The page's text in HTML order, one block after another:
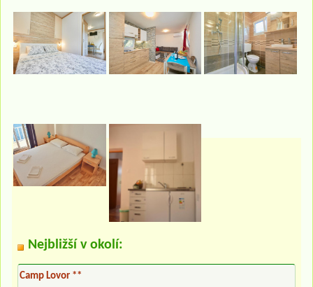
Nejbližší v okolí:
Camp Lovor **